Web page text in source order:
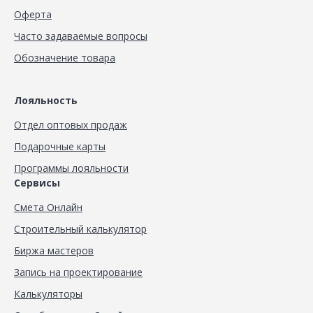
Оферта
Часто задаваемые вопросы
Обозначение товара
Лояльность
Отдел оптовых продаж
Подарочные карты
Программы лояльности
Сервисы
Смета Онлайн
Строительный калькулятор
Биржа мастеров
Запись на проектирование
Калькуляторы